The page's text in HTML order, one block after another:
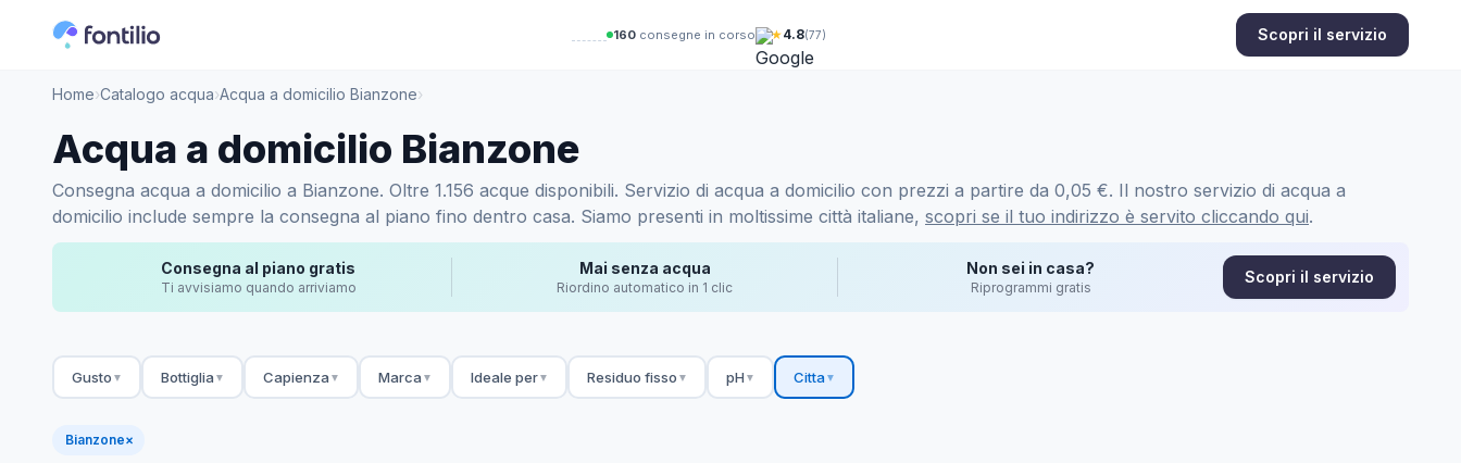
159consegne in corso ★4.8(77) Scopri il servizio
Home›Catalogo acqua›Acqua a domicilio Bianzone›
Acqua a domicilio Bianzone
Consegna acqua a domicilio a Bianzone. Oltre 1.156 acque disponibili. Servizio di acqua a domicilio con prezzi a partire da 0,05 €. Il nostro servizio di acqua a
domicilio include sempre la consegna al piano fino dentro casa. Siamo presenti in moltissime città italiane, scopri se il tuo indirizzo è servito cliccando qui.
Consegna al piano gratis
Ti avvisiamo quando arriviamo
Mai senza acqua
Riordino automatico in 1 clic
Non sei in casa?
Riprogrammi gratis
Scopri il servizio
Gusto ▼ Bottiglia ▼ Capienza ▼ Marca ▼ Ideale per▼ Residuo fisso ▼ pH ▼ Citta▼
Bianzone×